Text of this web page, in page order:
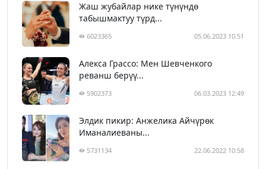
Жаш жубайлар нике түнүндө
табышмактуу түрд...
6023365 05.06.2023 10:51
Алекса Грассо: Мен Шевченкого
реванш берүү...
5902373 06.03.2023 12:49
Элдик пикир: Анжелика Айчүрөк
Иманалиеваны...
5731134 22.06.2022 10:58